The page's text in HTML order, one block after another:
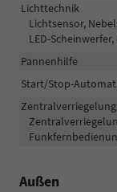
Lichttechnik
Lichtsensor,
LED-
Pannenhilfe
Start/Stop-
Zentralverriegelung
Außen